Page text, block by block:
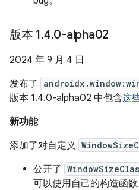
版本 1.4.0-alpha02
2024 年 9 月 4 日
发布了
版本 1.4.0-alpha02 中包含这
新功能
添加了对自定义
公开了
可以使用自己的构造函数